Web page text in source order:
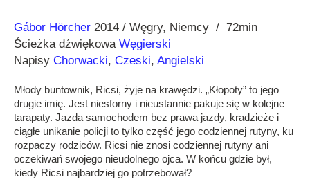
Reżyseria
Gábor Hörcher
Rok 2014 Węgry Niemcy
72min
Ścieżka dźwiękowa Węgierski
Napisy Chorwacki, Czeski, Angielski
Młody buntownik, Ricsi, żyje na krawędzi. „Kłopoty” to jego
drugie imię. Jest niesforny i nieustannie pakuje się w kolejne
tarapaty. Jazda samochodem bez prawa jazdy, kradzieże i
ciągłe unikanie policji to tylko część jego codziennej rutyny, ku
rozpaczy rodziców. Ricsi nie znosi codziennej rutyny ani
oczekiwań swojego nieudolnego ojca. W końcu gdzie był,
kiedy Ricsi najbardziej go potrzebował?